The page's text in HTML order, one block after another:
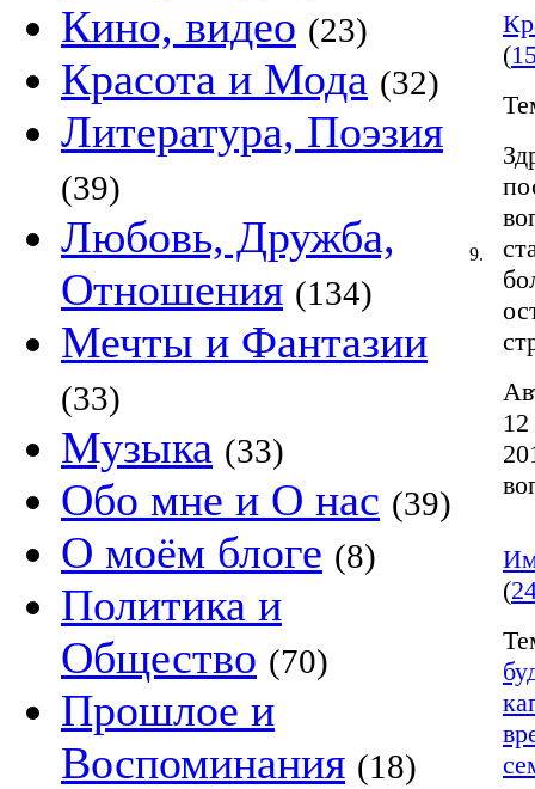
Кино, видео (23)
Красота и Мода (32)
Литература, Поэзия
(39)
Любовь, Дружба,
Отношения (134)
Мечты и Фантазии
(33)
Музыка (33)
Обо мне и О нас (39)
О моём блоге (8)
Политика и
Общество (70)
Прошлое и
Воспоминания (18)
9.
(
(